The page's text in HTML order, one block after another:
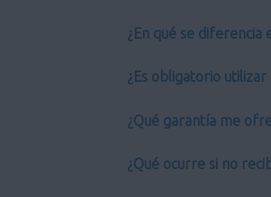
¿En qué se diferencia
¿Es obligatorio utilizar
¿Qué garantía me
¿Qué ocurre si no